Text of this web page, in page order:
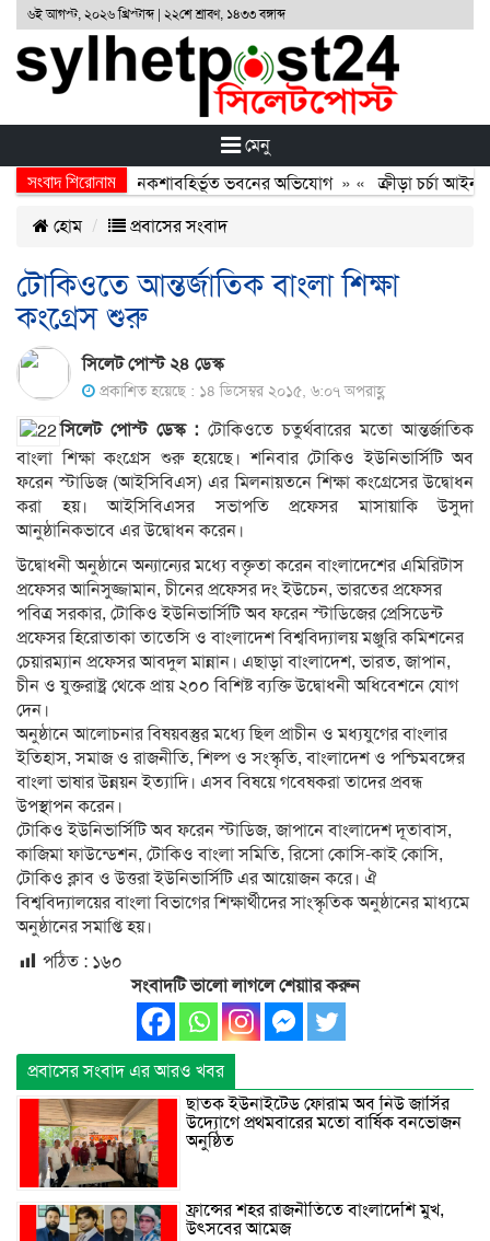
৬ই আগস্ট, ২০২৬ খ্রিস্টাব্দ | ২২শে শ্রাবণ, ১৪৩৩ বঙ্গাব্দ
মেনু
সংবাদ শিরোনাম
বিপুল দুর্নীতি ও নকশাবহির্ভূত ভবনের অভিযোগ» « ক্রীড়া চর্চা
হোম
প্রবাসের সংবাদ
টোকিওতে আন্তর্জাতিক বাংলা শিক্ষা
কংগ্রেস শুরু
সিলেট পোস্ট ২৪ ডেস্ক
প্রকাশিত হয়েছে : ১৪ ডিসেম্বর ২০১৫, ৬:০৭ অপরাহ্ণ
সিলেট পোস্ট ডেস্ক : টোকিওতে চতুর্থবারের মতো আন্তর্জাতিক
বাংলা শিক্ষা কংগ্রেস শুরু হয়েছে। শনিবারটোকিও ইউনিভার্সিটি অব
ফরেন স্টাডিজ (আইসিবিএস) এর মিলনায়তনে শিক্ষা কংগ্রেসের উদ্বোধন
করা হয়। আইসিবিএসর সভাপতি প্রফেসর মাসায়াকি উসুদা
আনুষ্ঠানিকভাবে এর উদ্বোধন করেন।
উদ্বোধনী অনুষ্ঠানে অন্যান্যের মধ্যে বক্তৃতা করেন বাংলাদেশের এমিরিটাস
প্রফেসর আনিসুজ্জামান, চীনের প্রফেসর দং ইউচেন, ভারতের প্রফেসর
পবিত্র সরকার, টোকিও ইউনিভার্সিটি অব ফরেন স্টাডিজের প্রেসিডেন্ট
প্রফেসর হিরোতাকা তাতেসি ও বাংলাদেশ বিশ্ববিদ্যালয় মঞ্জুরি কমিশনের
চেয়ারম্যান প্রফেসর আবদুল মান্নান। এছাড়া বাংলাদেশ, ভারত, জাপান,
চীন ও যুক্তরাষ্ট্র থেকে প্রায় ২০০ বিশিষ্ট ব্যক্তি উদ্বোধনী অধিবেশনে যোগ
দেন।
অনুষ্ঠানে আলোচনার বিষয়বস্তুর মধ্যে ছিল প্রাচীন ও মধ্যযুগের বাংলার
ইতিহাস, সমাজ ও রাজনীতি, শিল্প ও সংস্কৃতি, বাংলাদেশ ও পশ্চিমবঙ্গের
বাংলা ভাষার উন্নয়ন ইত্যাদি। এসব বিষয়ে গবেষকরা তাদের প্রবন্ধ
উপস্থাপন করেন।
টোকিও ইউনিভার্সিটি অব ফরেন স্টাডিজ, জাপানে বাংলাদেশ দূতাবাস,
কাজিমা ফাউন্ডেশন, টোকিও বাংলা সমিতি, রিসো কোসি-কাই কোসি,
টোকিও ক্লাব ও উত্তরা ইউনিভার্সিটি এর আয়োজন করে। ঐ
বিশ্ববিদ্যালয়ের বাংলা বিভাগের শিক্ষার্থীদের সাংস্কৃতিক অনুষ্ঠানের মাধ্যমে
অনুষ্ঠানের সমাপ্তি হয়।
পঠিত : ১৬০
সংবাদটি ভালো লাগলে শেয়াার করুন
প্রবাসের সংবাদ এর আরও খবর
ছাতক ইউনাইটেড ফোরাম অব নিউ জার্সির
উদ্যোগে প্রথমবারের মতো বার্ষিক বনভোজন
অনুষ্ঠিত
ফ্রান্সের শহর রাজনীতিতে বাংলাদেশি মুখ,
উৎসবের আমেজ